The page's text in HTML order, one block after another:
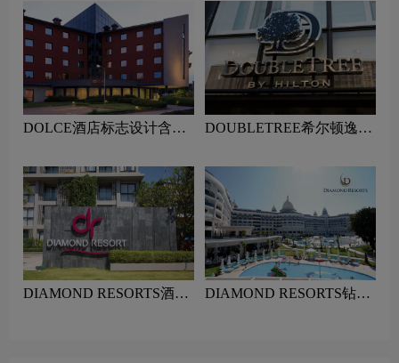
DOLCE酒店标志设计含义
DOUBLETREE希尔顿逸林
牌设计理念
DIAMOND RESORTS酒店
DIAMOND RESORTS钻石